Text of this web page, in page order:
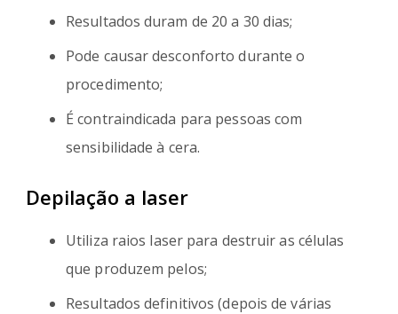
Resultados duram de 20 a 30 dias;
Pode causar desconforto durante o
procedimento;
É contraindicada para pessoas com
sensibilidade à cera.
Depilação a laser
Utiliza raios laser para destruir as células
que produzem pelos;
Resultados definitivos (depois de várias